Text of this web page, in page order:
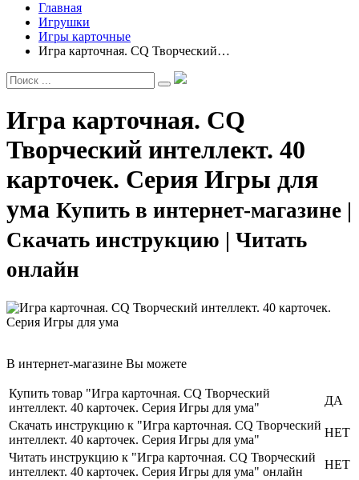
Главная
Игрушки
Игры карточные
Игра карточная. CQ Творческий…
Игра карточная. CQ
Творческий интеллект. 40
карточек. Серия Игры для
ума Купить в интернет-магазине |
Скачать инструкцию | Читать
онлайн
В интернет-магазине Вы можете
Купить товар "Игра карточная. CQ Творческий
интеллект. 40 карточек. Серия Игры для ума"
ДА
Скачать инструкцию к "Игра карточная. CQ Творческий
интеллект. 40 карточек. Серия Игры для ума"
НЕТ
Читать инструкцию к "Игра карточная. CQ Творческий
интеллект. 40 карточек. Серия Игры для ума" онлайн
НЕТ